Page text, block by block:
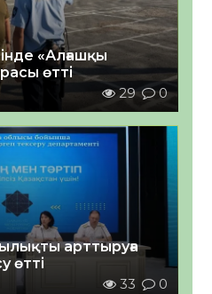
«Алғашқы
өтті
29 0
арттыруға
өтті
33 0